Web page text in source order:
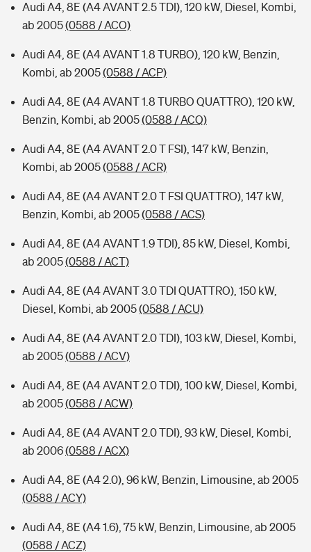
Audi A4, 8E (A4 AVANT 2.5 TDI), 120 kW, Diesel, Kombi,
ab 2005(0588 / ACO)
Audi A4, 8E (A4 AVANT 1.8 TURBO), 120 kW, Benzin,
Kombi, ab 2005(0588 / ACP)
Audi A4, 8E (A4 AVANT 1.8 TURBO QUATTRO), 120 kW,
Benzin, Kombi, ab 2005(0588 / ACQ)
Audi A4, 8E (A4 AVANT 2.0 T FSI), 147 kW, Benzin,
Kombi, ab 2005(0588 / ACR)
Audi A4, 8E (A4 AVANT 2.0 T FSI QUATTRO), 147 kW,
Benzin, Kombi, ab 2005(0588 / ACS)
Audi A4, 8E (A4 AVANT 1.9 TDI), 85 kW, Diesel, Kombi,
ab 2005(0588 / ACT)
Audi A4, 8E (A4 AVANT 3.0 TDI QUATTRO), 150 kW,
Diesel, Kombi, ab 2005(0588 / ACU)
Audi A4, 8E (A4 AVANT 2.0 TDI), 103 kW, Diesel, Kombi,
ab 2005(0588 / ACV)
Audi A4, 8E (A4 AVANT 2.0 TDI), 100 kW, Diesel, Kombi,
ab 2005(0588 / ACW)
Audi A4, 8E (A4 AVANT 2.0 TDI), 93 kW, Diesel, Kombi,
ab 2006(0588 / ACX)
Audi A4, 8E (A4 2.0), 96 kW, Benzin, Limousine, ab 2005
(0588 / ACY)
Audi A4, 8E (A4 1.6), 75 kW, Benzin, Limousine, ab 2005
(0588 / ACZ)